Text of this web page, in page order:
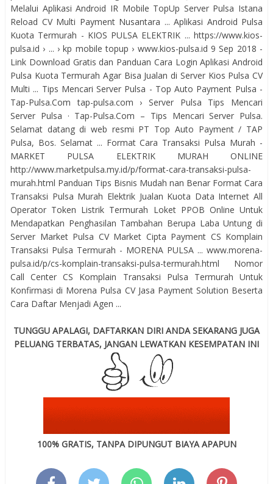
Melalui Aplikasi Android IR Mobile TopUp Server Pulsa Istana
Reload CV Multi Payment Nusantara ... Aplikasi Android Pulsa
Kuota Termurah - KIOS PULSA ELEKTRIK ... https://www.kios-
pulsa.id › ... › kp mobile topup › www.kios-pulsa.id 9 Sep 2018 -
Link Download Gratis dan Panduan Cara Login Aplikasi Android
Pulsa Kuota Termurah Agar Bisa Jualan di Server Kios Pulsa CV
Multi ... Tips Mencari Server Pulsa - Top Auto Payment Pulsa -
Tap-Pulsa.Com tap-pulsa.com › Server Pulsa Tips Mencari
Server Pulsa · Tap-Pulsa.Com – Tips Mencari Server Pulsa.
Selamat datang di web resmi PT Top Auto Payment / TAP
Pulsa, Bos. Selamat ... Format Cara Transaksi Pulsa Murah -
MARKET PULSA ELEKTRIK MURAH ONLINE
http://www.marketpulsa.my.id/p/format-cara-transaksi-pulsa-
murah.html Panduan Tips Bisnis Mudah nan Benar Format Cara
Transaksi Pulsa Murah Elektrik Jualan Kuota Data Internet All
Operator Token Listrik Termurah Loket PPOB Online Untuk
Mendapatkan Penghasilan Tambahan Berupa Laba Untung di
Server Market Pulsa CV Market Cipta Payment CS Komplain
Transaksi Pulsa Termurah - MORENA PULSA ... www.morena-
pulsa.id/p/cs-komplain-transaksi-pulsa-termurah.html Nomor
Call Center CS Komplain Transaksi Pulsa Termurah Untuk
Konfirmasi di Morena Pulsa CV Jasa Payment Solution Beserta
Cara Daftar Menjadi Agen ...
TUNGGU APALAGI, DAFTARKAN DIRI ANDA SEKARANG JUGA
PELUANG TERBATAS, JANGAN LEWATKAN KESEMPATAN INI
100% GRATIS, TANPA DIPUNGUT BIAYA APAPUN